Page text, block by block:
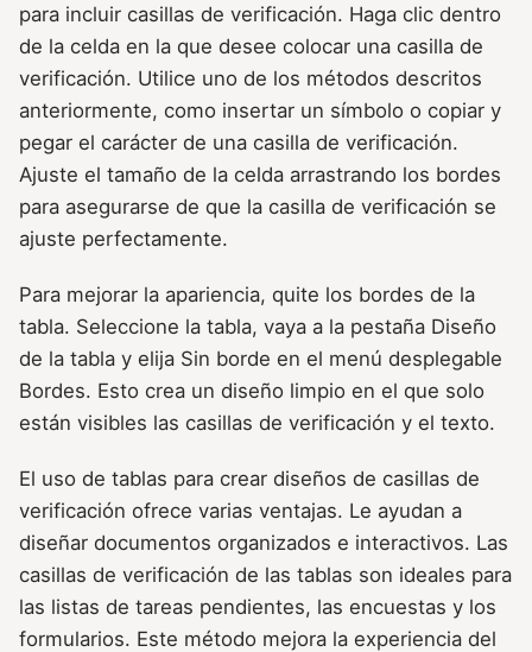
para incluir casillas de verificación. Haga clic dentro
de la celda en la que desee colocar una casilla de
verificación. Utilice uno de los métodos descritos
anteriormente, como insertar un símbolo o copiar y
pegar el carácter de una casilla de verificación.
Ajuste el tamaño de la celda arrastrando los bordes
para asegurarse de que la casilla de verificación se
ajuste perfectamente.
Para mejorar la apariencia, quite los bordes de la
tabla. Seleccione la tabla, vaya a la pestaña Diseño
de la tabla y elija Sin borde en el menú desplegable
Bordes. Esto crea un diseño limpio en el que solo
están visibles las casillas de verificación y el texto.
El uso de tablas para crear diseños de casillas de
verificación ofrece varias ventajas. Le ayudan a
diseñar documentos organizados e interactivos. Las
casillas de verificación de las tablas son ideales para
las listas de tareas pendientes, las encuestas y los
formularios. Este método mejora la experiencia del